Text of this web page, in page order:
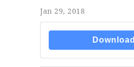
Jan 29, 2018
Download